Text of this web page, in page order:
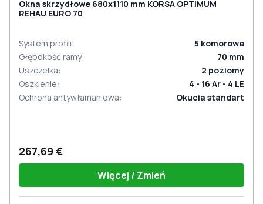
Okna skrzydłowe 680x1110 mm KORSA OPTIMUM
REHAU EURO 70
System profili: 5 komorowe
Głębokość ramy: 70 mm
Uszczelka: 2 poziomy
Oszklenie:
4 - 16 Ar - 4 LE
Ochrona antywłamaniowa: Okucia standart
267,69 €
Więcej / Zmień